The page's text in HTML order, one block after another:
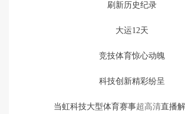
刷新历史纪录
大运12天
竞技体育惊心动魄
科技创新精彩纷呈
当虹科技大型体育赛事超高清直播